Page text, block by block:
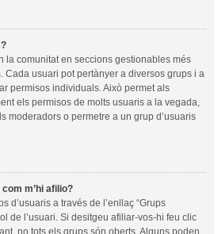
la comunitat en seccions gestionables més
Cada usuari pot pertànyer a diversos grups i a
permisos individuals. Això permet als
els permisos de molts usuaris a la vegada,
moderadors o permetre a un grup d’usuaris
m’hi afilio?
d’usuaris a través de l’enllaç “Grups
de l’usuari. Si desitgeu afiliar-vos-hi feu clic
no tots els grups són oberts. Alguns poden